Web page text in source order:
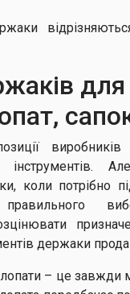
для
коли потрібно
держаки
– це завжди